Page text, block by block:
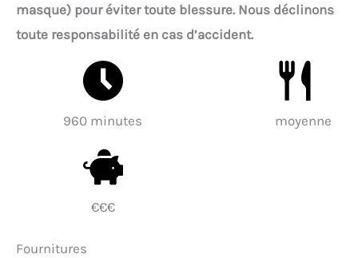
masque) pour éviter toute blessure. Nous déclinons
toute responsabilité en cas d’accident.
960 minutes moyenne
€€€
Fournitures